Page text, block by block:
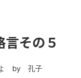
その５
よ by 孔子